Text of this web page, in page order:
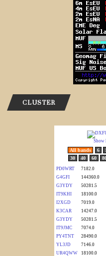
CLUSTER